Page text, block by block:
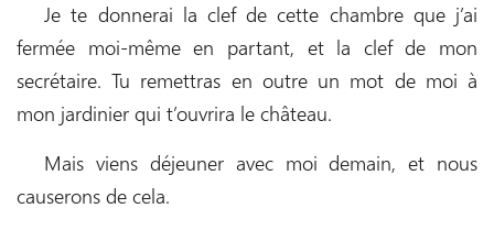
Je te donnerai la clef de cette chambre que j’ai
fermée moi-même en partant, et la clef de mon
secrétaire. Tu remettras en outre un mot de moi à
mon jardinier qui t’ouvrira le château.
Mais viens déjeuner avec moi demain, et nous
causerons de cela.